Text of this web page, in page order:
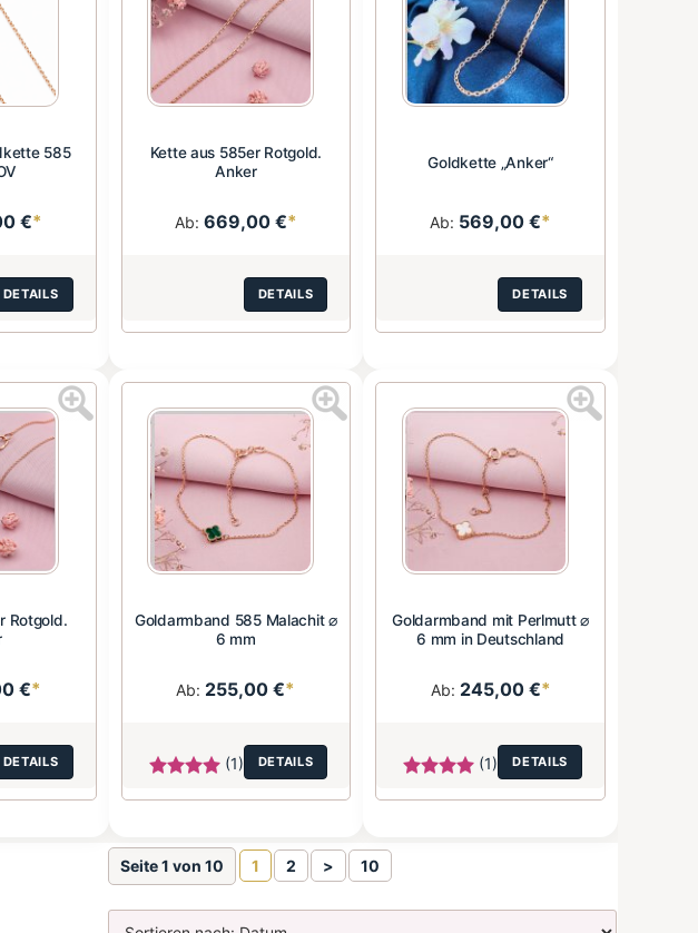
585
€*
DETAILS
Kette aus 585er Rotgold.
Anker
Ab: 669,00 €*
DETAILS
Goldkette „Anker“
Ab: 569,00 €*
DETAILS
Rotgold.
€*
DETAILS
Goldarmband 585 Malachit ⌀
6 mm
Ab: 255,00 €*
(1) DETAILS
Goldarmband mit Perlmutt ⌀
6 mm in Deutschland
Ab: 245,00 €*
(1) DETAILS
Seite 1 von 10 1 2 > 10